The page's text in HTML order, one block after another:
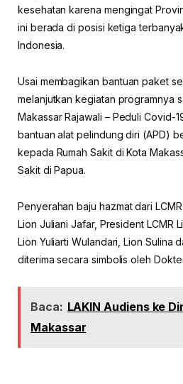
kesehatan karena mengingat
ini berada di posisi ketiga
Indonesia.
Usai membagikan bantuan paket
melanjutkan kegiatan programnya
Makassar Rajawali – Peduli Covid-
bantuan alat pelindung diri (APD)
kepada Rumah Sakit di Kota
Sakit di Papua.
Penyerahan baju hazmat dari
Lion Juliani Jafar, President LCMR
Lion Yuliarti Wulandari, Lion Sulina
diterima secara simbolis oleh
Baca: LAKIN Audiens ke
Makassar